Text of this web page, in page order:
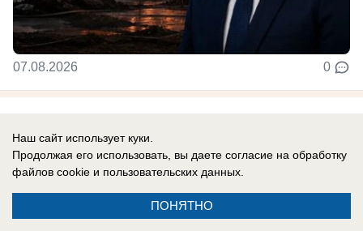
07.08.2026 0
Новости СМИ2
Наш сайт использует куки.
Продолжая его использовать, вы даете согласие на обработку
файлов cookie и пользовательских данных.
ПОНЯТНО